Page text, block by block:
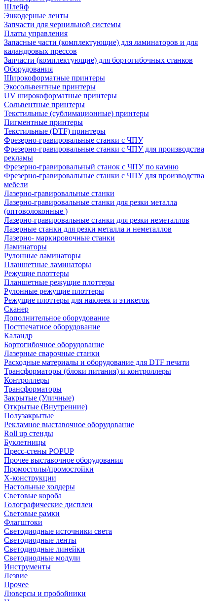
Шлейф
Энкодерные ленты
Запчасти для чернильной системы
Платы управления
Запасные части (комплектующие) для ламинаторов и для
каландровых прессов
Запчасти (комплектующие) для бортогибочных станков
Оборудования
Широкоформатные принтеры
Экосольвентные принтеры
UV широкоформатные принтеры
Сольвентные принтеры
Текстильные (сублимационные) принтеры
Пигментные принтеры
Текстильные (DTF) принтеры
Фрезерно-гравировальные станки с ЧПУ
Фрезерно-гравировальные станки с ЧПУ для производства
рекламы
Фрезерно-гравировальный станок с ЧПУ по камню
Фрезерно-гравировальные станки с ЧПУ для производства
мебели
Лазерно-гравировальные станки
Лазерно-гравировальные станки для резки металла
(оптоволоконные )
Лазерно-гравировальные станки для резки неметаллов
Лазерные станки для резки металла и неметаллов
Лазерно- маркировочные станки
Ламинаторы
Рулонные ламинаторы
Планшетные ламинаторы
Режущие плоттеры
Планшетные режущие плоттеры
Рулонные режущие плоттеры
Режущие плоттеры для наклеек и этикеток
Сканер
Дополнительное оборудование
Постпечатное оборудование
Каландр
Бортогибочное оборудование
Лазерные сварочные станки
Расходные материалы и оборудование для DTF печати
Трансформаторы (блоки питания) и контроллеры
Контроллеры
Трансформаторы
Закрытые (Уличные)
Открытые (Внутренние)
Полузакрытые
Рекламное выставочное оборудование
Roll up стенды
Буклетницы
Пресс-стены POPUP
Прочее выставочное оборудования
Промостолы/промостойки
Х-конструкции
Настольные холдеры
Световые короба
Голографические дисплеи
Световые рамки
Флагштоки
Светодиодные источники света
Светодиодные ленты
Светодиодные линейки
Светодиодные модули
Инструменты
Лезвие
Прочее
Люверсы и пробойники